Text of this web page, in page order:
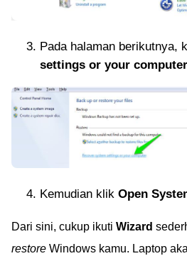
Pada halaman berikutnya,
settings or your computer
Kemudian klik Open
Dari sini, cukup ikuti Wizard
restore Windows kamu. Laptop